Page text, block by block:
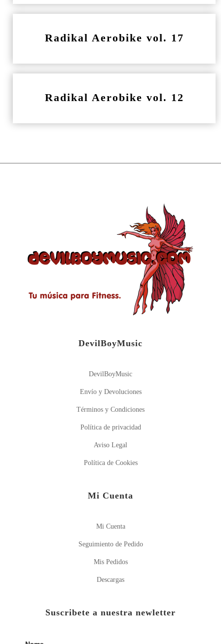
Radikal Aerobike vol. 17
Radikal Aerobike vol. 12
DevilBoyMusic
DevilBoyMusic
Envío y Devoluciones
Términos y Condiciones
Política de privacidad
Aviso Legal
Política de Cookies
Mi Cuenta
Mi Cuenta
Seguimiento de Pedido
Mis Pedidos
Descargas
Suscribete a nuestra newletter